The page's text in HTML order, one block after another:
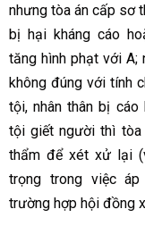
nhưng tòa án cấp sơ
bị hại kháng cáo
tăng hình phạt với A;
không đúng với tính
tội, nhân thân bị
tội giết người thì tòa
thẩm để xét xử lại
trọng trong việc
trường hợp hội đồng